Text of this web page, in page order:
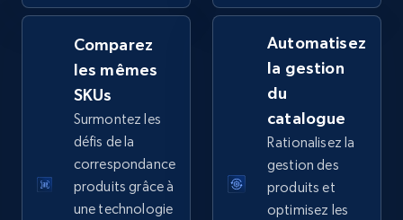
TikTok Shop - Collect TikTok shop products
by keywords search
URL, Title, Available, Description, Currency, Initial
price, Final price, Discount percent, and more.
5.4K+ Commencer
Comparez
les mêmes
SKUs
Surmontez les
défis de la
correspondance
produits grâce à
une technologie
Automatisez
la gestion
du
catalogue
Rationalisez la
gestion des
produits et
optimisez les